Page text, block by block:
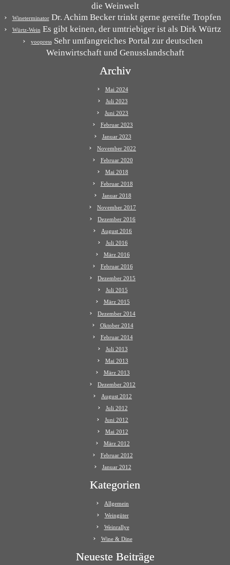
die Weinwelt
WineterminatorDr. Achim Becker trinkt gerne gereifte Tropfen
Würtz-Wein Es gibt keinen, der umtriebiger ist als Dirk Würtz
yoopressSehr umfangreiches Portal zur deutschen
Weinwirtschaft und Genusslandschaft
Archiv
Mai 2024
Juli 2023
Juni 2023
Februar 2023
Januar 2023
November 2022
Februar 2020
Mai 2018
Februar 2018
Januar 2018
November 2017
Dezember 2016
August 2016
Juli 2016
März 2016
Februar 2016
Dezember 2015
Juli 2015
März 2015
Dezember 2014
Oktober 2014
Februar 2014
Juli 2013
Mai 2013
März 2013
Dezember 2012
August 2012
Juli 2012
Juni 2012
Mai 2012
März 2012
Februar 2012
Januar 2012
Kategorien
Allgemein
Weingüter
Weinrallye
Wine & Dine
Neueste Beiträge